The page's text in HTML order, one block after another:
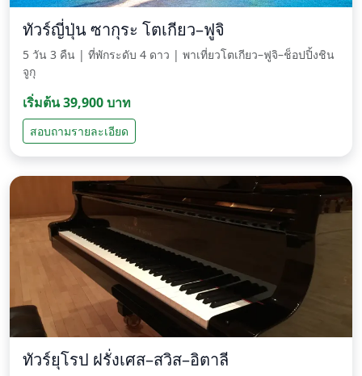
ทัวร์ญี่ปุ่น ซากุระ โตเกียว–ฟูจิ
5 วัน 3 คืน | ที่พักระดับ 4 ดาว | พาเที่ยวโตเกียว–ฟูจิ–ช็อปปิ้งชิน
จูกุ
เริ่มต้น 39,900 บาท
สอบถามรายละเอียด
ทัวร์ยุโรป ฝรั่งเศส–สวิส–อิตาลี